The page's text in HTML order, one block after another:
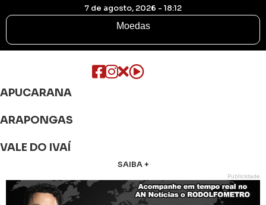
7 de agosto, 2026 - 18:12
Moedas
APUCARANA
ARAPONGAS
VALE DO IVAÍ
SAIBA +
Publicidade